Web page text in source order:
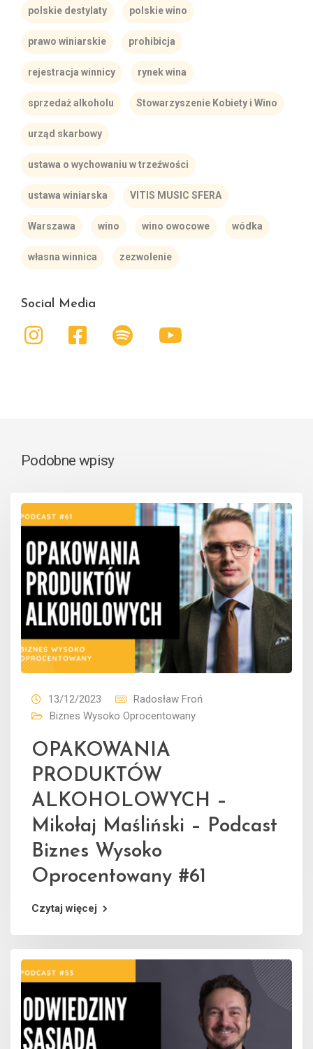
polskie destylaty polskie wino
prawo winiarskie prohibicja
rejestracja winnicy rynek wina
sprzedaż alkoholu Stowarzyszenie Kobiety i Wino
urząd skarbowy
ustawa o wychowaniu w trzeźwości
ustawa winiarska VITIS MUSIC SFERA
Warszawa wino wino owocowe wódka
własna winnica zezwolenie
Social Media
Podobne wpisy
13/12/2023
Radosław Froń
Biznes Wysoko Oprocentowany
OPAKOWANIA
PRODUKTÓW
ALKOHOLOWYCH –
Mikołaj Maśliński – Podcast
Biznes Wysoko
Oprocentowany #61
Czytaj więcej